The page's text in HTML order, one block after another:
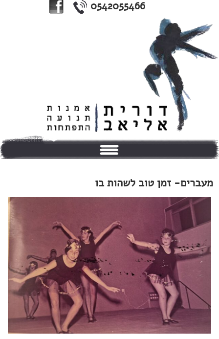
0542055466
טיפולים
טיפול באמנות ופסיכותראפיה
הנחיית קבוצות
הדרכה וליווי מקצועי
פסיכותרפיה אומנות הטיפול
פגישה ב-Zoom
NIA
ניה Nia
שעורי ניה NIA
וידאו בלוג
ארועים
המלצות
לנוע בסטייל
צור קשר
מעברים- זמן טוב לשהות בו